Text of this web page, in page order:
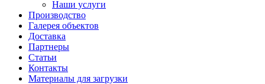
Наши услуги
Производство
Галерея объектов
Доставка
Партнеры
Статьи
Контакты
Материалы для загрузки